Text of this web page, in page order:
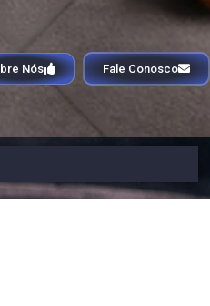
Nós Fale Conosco